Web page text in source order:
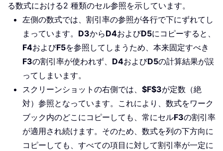
る数式における2 種類のセル参照を示しています。
左側の数式では、割引率の参照が各行で下にずれてし
まっています。 D3からD4およびD5にコピーすると、
F4およびF5を参照してしまうため、本来固定すべき
F3の割引率が使われず、 D4およびD5の計算結果が誤
ってしまいます。
スクリーンショットの右側では、 $F$3が定数（絶
対）参照となっています。これにより、数式をワーク
ブック内のどこにコピーしても、常にセルF3の割引率
が適用され続けます。そのため、数式を列の下方向に
コピーしても、すべての項目に対して割引率が一定に